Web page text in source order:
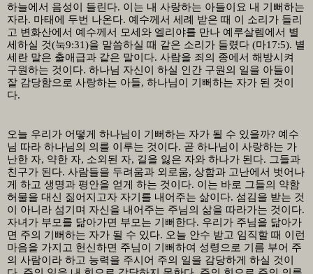
하늘에서 음성이 들린다. 이는 내 사랑하는 아들이요 내 기뻐하는
자라. 마태에 두번 나온다. 예수께서 세례 받은 때 이 소리가 들리
고 변화산에서 예수께서 모세와 엘리야를 만나 예루살렘에서 별
세하실 것(눅9:31)을 말씀하실 때 같은 소리가 들렸다 (마17:5). 별
세란 말은 출애급과 같은 말이다. 사람을 죄의 종에서 해방시켜
구원하는 것이다. 하나님 자신이 하실 인간 구원의 일을 아들이
잘 감당함으로 사랑하는 아들, 하나님이 기뻐하는 자가 된 것이
다.
오늘 우리가 어떻게 하나님이 기뻐하는 자가 될 수 있을까? 예수
님 따라 하나님의 의를 이루는 것이다. 곧 하나님이 사랑하는 가
난한 자, 약한 자, 소외된 자, 길을 잃은 자와 하나가 된다. 그들과
친구가 된다. 사람들을 두려움과 외로움, 상함과 고난에서 벗어나
게 하고 생명과 평안을 얻게 하는 것이다. 이는 바로 그들의 약함
허물을 대신 짊어지고자 자기를 내어주는 삶이다. 섬김을 받는 것
이 아니라 섬기며 자신을 내어주는 주님의 삶을 따라가는 것이다.
자녀가 부모를 닮아가면 부모는 기뻐한다. 우리가 주님을 닮아가
면 주의 기뻐하는 자가 될 수 있다. 오늘 안수 받고 임직할 때 이런
마음을 가지고 헌신하면 주님이 기뻐하여 성령으로 기름 부어 주
의 사람이라 하고 능력을 주시어 주의 일을 감당하게 하실 것이